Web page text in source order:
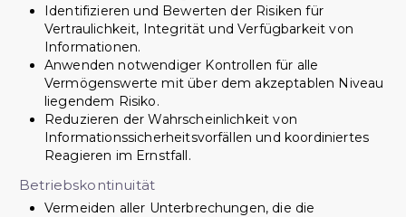
Identifizieren und Bewerten der Risiken für
Vertraulichkeit, Integrität und Verfügbarkeit von
Informationen.
Anwenden notwendiger Kontrollen für alle
Vermögenswerte mit über dem akzeptablen Niveau
liegendem Risiko.
Reduzieren der Wahrscheinlichkeit von
Informationssicherheitsvorfällen und koordiniertes
Reagieren im Ernstfall.
Betriebskontinuität
Vermeiden aller Unterbrechungen, die die